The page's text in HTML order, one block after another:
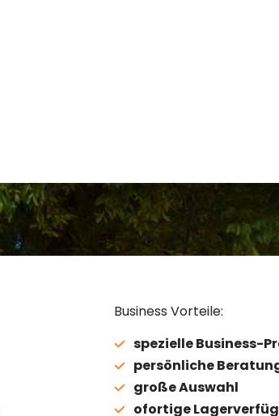
Business Vorteile:
spezielle Business-
persönliche
große Auswahl
ofortige